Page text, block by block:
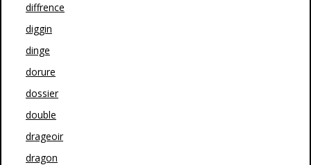
diffrence
diggin
dinge
dorure
dossier
double
drageoir
dragon